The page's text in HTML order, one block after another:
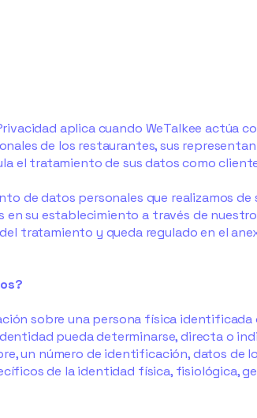
aplica cuando WeTalkee actúa
de los restaurantes, sus
el tratamiento de sus datos como
de datos personales que realizamos
su establecimiento a través de
tratamiento y queda regulado en el
sobre una persona física
pueda determinarse, directa o
un número de identificación, datos de
de la identidad física, fisiológica,